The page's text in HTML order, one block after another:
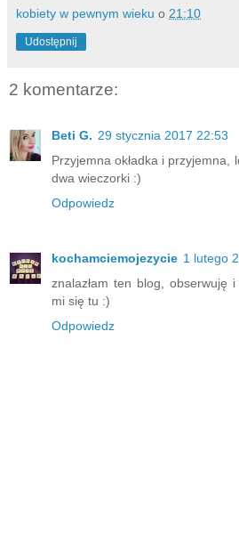
kobiety w pewnym wieku o 21:10
Udostępnij
2 komentarze:
Beti G. 29 stycznia 2017 22:53
Przyjemna okładka i przyjemna,
dwa wieczorki :)
Odpowiedz
kochamciemojezycie 1 lutego
znalazłam ten blog, obserwuję
mi się tu :)
Odpowiedz